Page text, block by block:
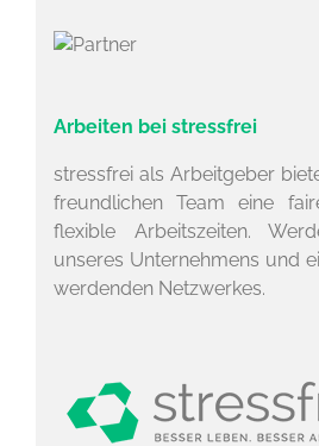
Arbeiten bei stressfrei
stressfrei als Arbeitgeber
freundlichen Team eine
flexible Arbeitszeiten.
unseres Unternehmens und
werdenden Netzwerkes.